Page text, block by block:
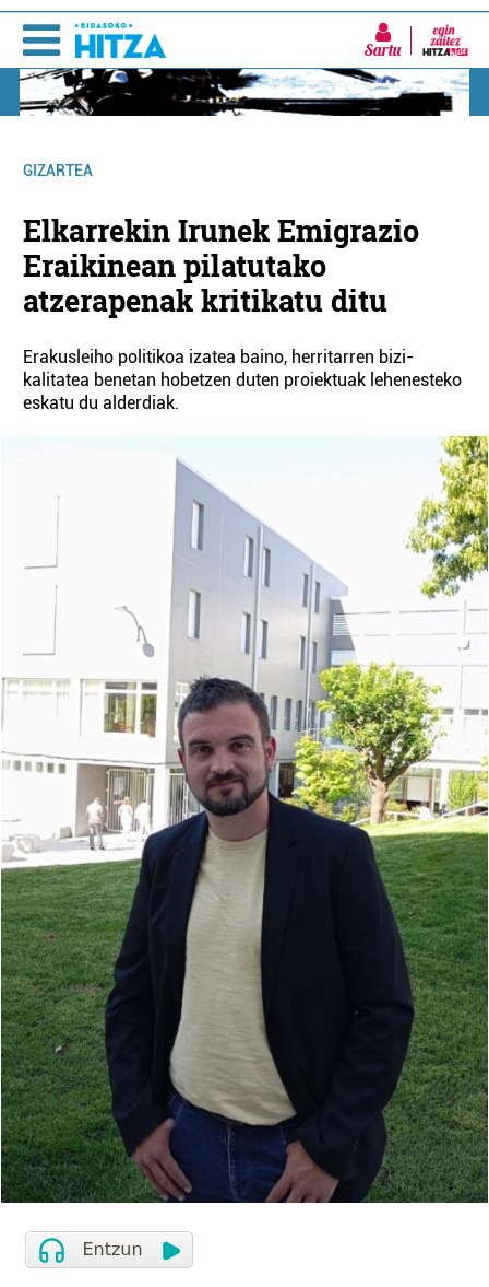
Sartu
GIZARTEA
Elkarrekin Irunek Emigrazio
Eraikinean pilatutako
atzerapenak kritikatu ditu
Erakusleiho politikoa izatea baino, herritarren bizi-
kalitatea benetan hobetzen duten proiektuak lehenesteko
eskatu du alderdiak.